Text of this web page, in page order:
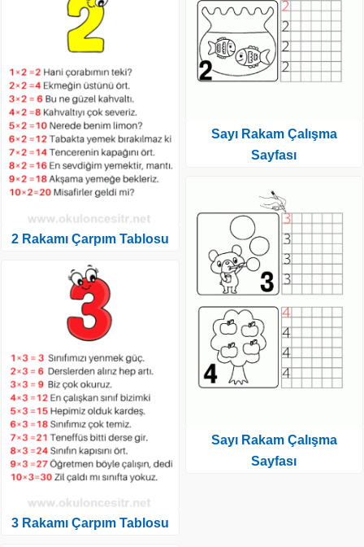
2 Rakamı Çarpım Tablosu
3 Rakamı Çarpım Tablosu
Sayı Rakam Çalışma
Sayfası
Sayı Rakam Çalışma
Sayfası